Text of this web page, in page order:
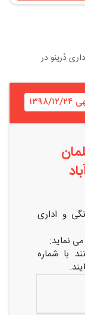
دُرینو در
۲۴
و اداری
نماید:
با شماره